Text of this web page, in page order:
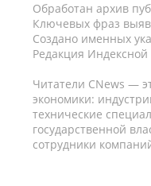
Обработан архив
Ключевых фраз
Создано именных
Редакция Индексной
Читатели CNews —
экономики:
технические
государственной
сотрудники